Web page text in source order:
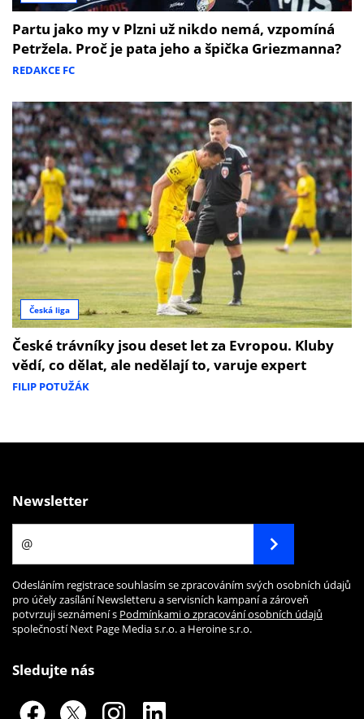
Partu jako my v Plzni už nikdo nemá, vzpomíná
Petržela. Proč je pata jeho a špička Griezmanna?
REDAKCE FC
Česká liga
České trávníky jsou deset let za Evropou. Kluby
vědí, co dělat, ale nedělají to, varuje expert
FILIP POTUŽÁK
Newsletter
Odesláním registrace souhlasím se zpracováním svých osobních údajů
pro účely zasílání Newsletteru a servisních kampaní a zároveň
potvrzuji seznámení s Podmínkami o zpracování osobních údajů
společností Next Page Media s.r.o. a Heroine s.r.o.
Sledujte nás